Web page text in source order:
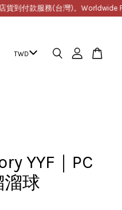
付款服務(台灣)。Worldwide
YYF｜PC
球